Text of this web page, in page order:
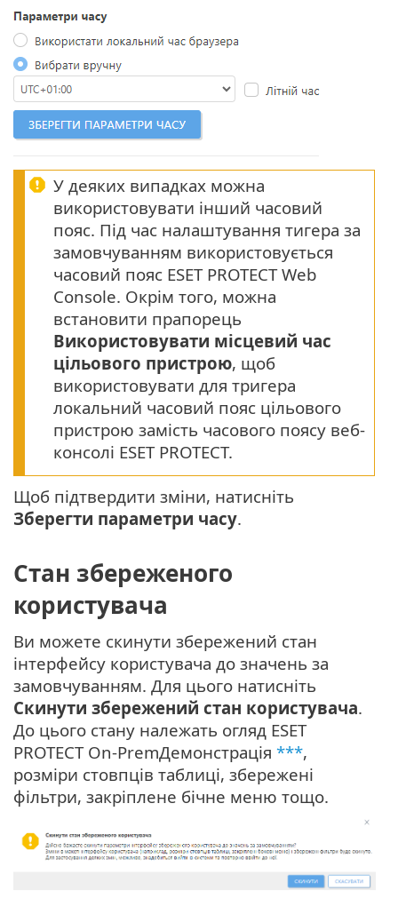
У деяких випадках можна
використовувати інший часовий
пояс. Під час налаштування тигера за
замовчуванням використовується
часовий пояс ESET PROTECT Web
Console. Окрім того, можна
встановити прапорець
Використовувати місцевий час
цільового пристрою, щоб
використовувати для тригера
локальний часовий пояс цільового
пристрою замість часового поясу веб-
консолі ESET PROTECT.
Щоб підтвердити зміни, натисніть
Зберегти параметри часу.
Стан збереженого
користувача
Ви можете скинути збережений стан
інтерфейсу користувача до значень за
замовчуванням. Для цього натисніть
Скинути збережений стан користувача.
До цього стану належать огляд ESET
PROTECT On-PremДемонстрація ***,
розміри стовпців таблиці, збережені
фільтри, закріплене бічне меню тощо.